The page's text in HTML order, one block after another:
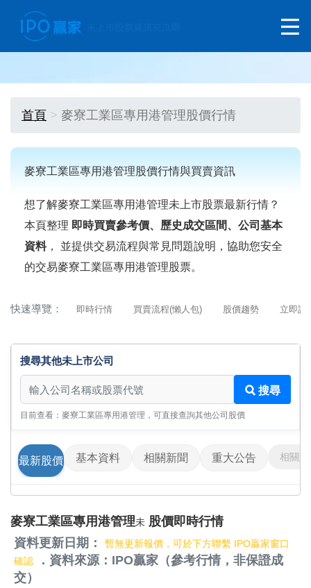
首頁 麥寮工業區專用港管理股價行情
麥寮工業區專用港管理股價行情與買賣資訊
想了解麥寮工業區專用港管理未上市股票最新行情？
本頁整理 即時買賣參考價、歷史成交區間、公司基本
資料， 並提供交易流程與常見問題說明，協助您安全
的交易麥寮工業區專用港管理股票。
快速導覽： 即時行情 買賣流程(懶人包) 股價趨勢 立即詢
搜尋其他未上市公司
搜尋其他未上市公司
搜尋
目前查看：麥寮工業區專用港管理，可直接查詢其他公司股價
最新股價 基本資料 相關新聞 重大公告 相關影
麥寮工業區專用港管理未 股價即時行情
資料更新日期：
暫無更新報價，可於下方聯繫 IPO贏家窗口
確認
．資料來源：IPO贏家（參考行情，非保證成
交）